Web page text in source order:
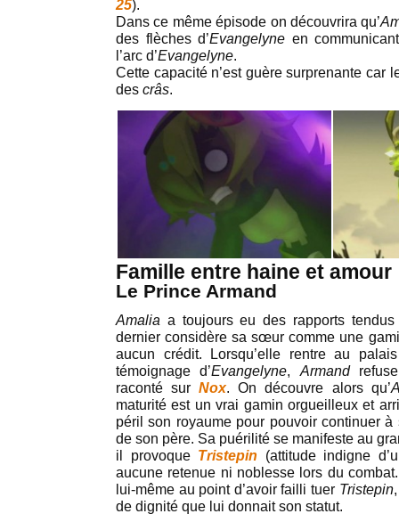
25).
Dans ce même épisode on découvrira qu’
des flèches d’Evangelyne en
l’arc d’Evangelyne.
Cette capacité n’est guère surprenante car
des crâs.
Famille entre haine et amour
Le Prince Armand
Amalia a toujours eu des rapports
dernier considère sa sœur comme une
aucun crédit. Lorsqu’elle rentre au
témoignage d’Evangelyne, Armand
raconté surNox. On découvre alors qu’
maturité est un vrai gamin orgueilleux et
péril son royaume pour pouvoir continuer
de son père. Sa puérilité se manifeste au
il provoque Tristepin (attitude indigne
aucune retenue ni noblesse lors du
lui-même au point d’avoir failli tuer Tristepin
de dignité que lui donnait son statut.